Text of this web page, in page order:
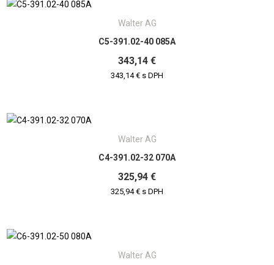
Walter AG
C5-391.02-40 085A
343,14 €
343,14 € s DPH
Walter AG
C4-391.02-32 070A
325,94 €
325,94 € s DPH
Walter AG